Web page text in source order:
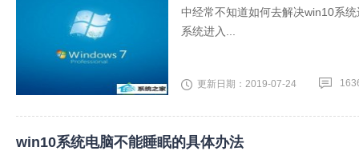
中经常不知道如何去解决win10系
系统进入...
更新日期：2019-07-24
win10系统电脑不能睡眠的具体办法